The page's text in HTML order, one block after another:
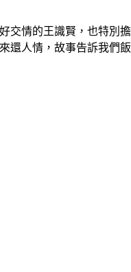
交情的王識賢，也特別
還人情，故事告訴我們飯